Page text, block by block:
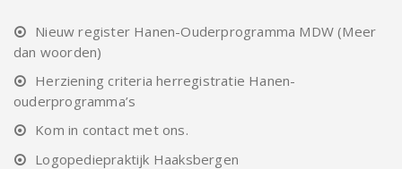
Nieuw register Hanen-Ouderprogramma MDW (Meer
dan woorden)
Herziening criteria herregistratie Hanen-
ouderprogramma’s
Kom in contact met ons.
Logopediepraktijk Haaksbergen